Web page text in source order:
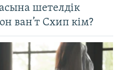
шетелдік
ван’т Схип кім?